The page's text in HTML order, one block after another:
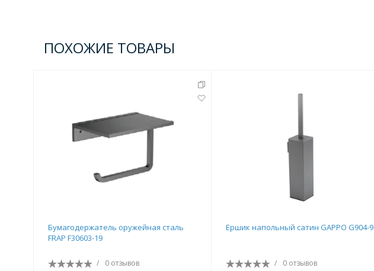
ПОХОЖИЕ ТОВАРЫ
Бумагодержатель оружейная сталь
FRAP F30603-19
/ 0 отзывов
Ершик напольный сатин GAPPO G904-9
/ 0 отзывов